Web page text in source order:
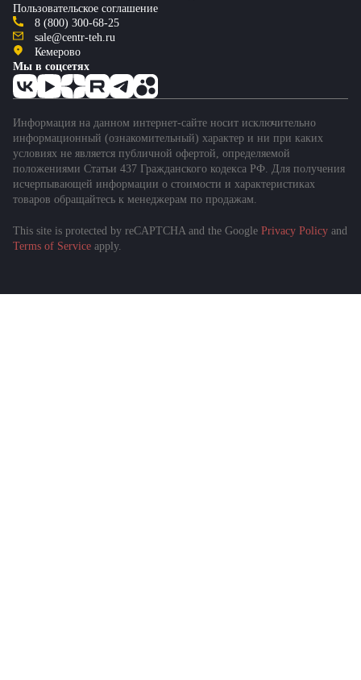
Пользовательское соглашение
8 (800) 300-68-25
sale@centr-teh.ru
Кемерово
Мы в соцсетях
Информация на данном интернет-сайте носит исключительно
информационный (ознакомительный) характер и ни при каких
условиях не является публичной офертой, определяемой
положениями Статьи 437 Гражданского кодекса РФ. Для получения
исчерпывающей информации о стоимости и характеристиках
товаров обращайтесь к менеджерам по продажам.
This site is protected by reCAPTCHA and the Google Privacy Policy and
Terms of Service apply.